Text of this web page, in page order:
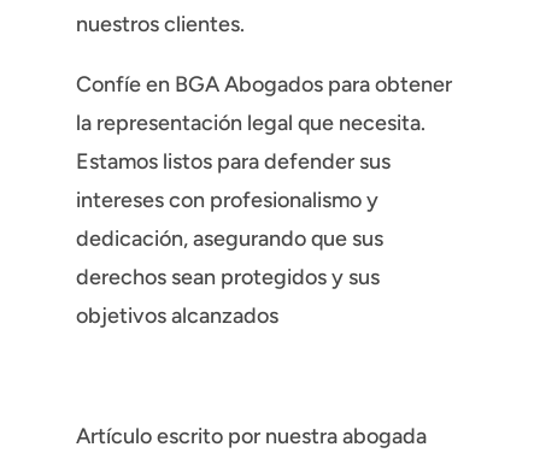
nuestros clientes.
Confíe en BGA Abogados para obtener
la representación legal que necesita.
Estamos listos para defender sus
intereses con profesionalismo y
dedicación, asegurando que sus
derechos sean protegidos y sus
objetivos alcanzados
Artículo escrito por nuestra abogada